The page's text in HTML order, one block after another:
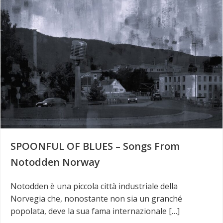
SPOONFUL OF BLUES – Songs From
Notodden Norway
Notodden è una piccola città industriale della
Norvegia che, nonostante non sia un granché
popolata, deve la sua fama internazionale […]